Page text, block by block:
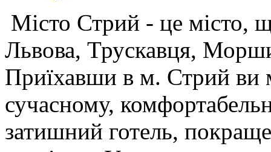
Місто Стрий - це місто,
Львова, Трускавця,
Приїхавши в м. Стрий ви
сучасному,
затишний готель,